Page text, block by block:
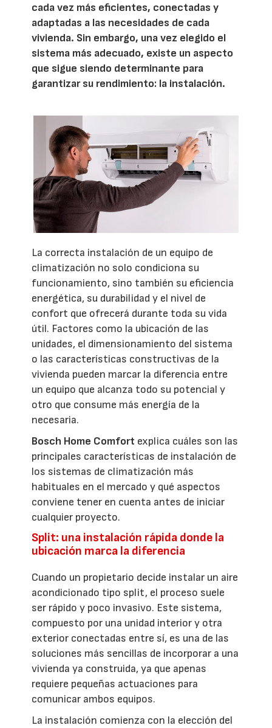
cada vez más eficientes, conectadas y
adaptadas a las necesidades de cada
vivienda. Sin embargo, una vez elegido el
sistema más adecuado, existe un aspecto
que sigue siendo determinante para
garantizar su rendimiento: la instalación.
La correcta instalación de un equipo de
climatización no solo condiciona su
funcionamiento, sino también su eficiencia
energética, su durabilidad y el nivel de
confort que ofrecerá durante toda su vida
útil. Factores como la ubicación de las
unidades, el dimensionamiento del sistema
o las características constructivas de la
vivienda pueden marcar la diferencia entre
un equipo que alcanza todo su potencial y
otro que consume más energía de la
necesaria.
Bosch Home Comfort explica cuáles son las
principales características de instalación de
los sistemas de climatización más
habituales en el mercado y qué aspectos
conviene tener en cuenta antes de iniciar
cualquier proyecto.
Split: una instalación rápida donde la
ubicación marca la diferencia
Cuando un propietario decide instalar un aire
acondicionado tipo split, el proceso suele
ser rápido y poco invasivo. Este sistema,
compuesto por una unidad interior y otra
exterior conectadas entre sí, es una de las
soluciones más sencillas de incorporar a una
vivienda ya construida, ya que apenas
requiere pequeñas actuaciones para
comunicar ambos equipos.
La instalación comienza con la elección del